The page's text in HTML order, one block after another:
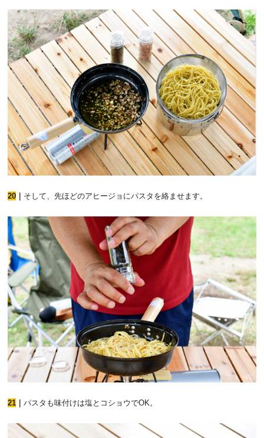
20 そして、先ほどのアヒージョにパスタを絡ませます。
21 ｜パスタも味付けは塩とコショウでOK。